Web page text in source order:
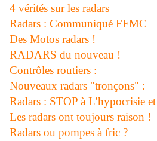
4 vérités sur les radars
Radars : Communiqué FFMC
Des Motos radars !
RADARS du nouveau !
Contrôles routiers :
Nouveaux radars "tronçons" :
Radars : STOP à L’hypocrisie
Les radars ont toujours raison !
Radars ou pompes à fric ?